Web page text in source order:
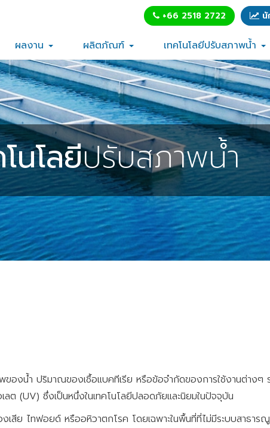
+66 2518 2722
ผลงาน ผลิตภัณฑ์ เทคโนโลยีปรับสภาพน้ำ
นโลยีปรับสภาพน้ำ
งน้ำ ปริมาณของเชื้อแบคทีเรีย หรือข้อจำกัดของการใช้งานต่างๆ ร
ต (UV) ซึ่งเป็นหนึ่งในเทคโนโลยีปลอดภัยและนิยมในปัจจุบัน
งเสีย ไทฟอยด์ หรืออหิวาตกโรค โดยเฉพาะในพื้นที่ที่ไม่มีระบบสาธา